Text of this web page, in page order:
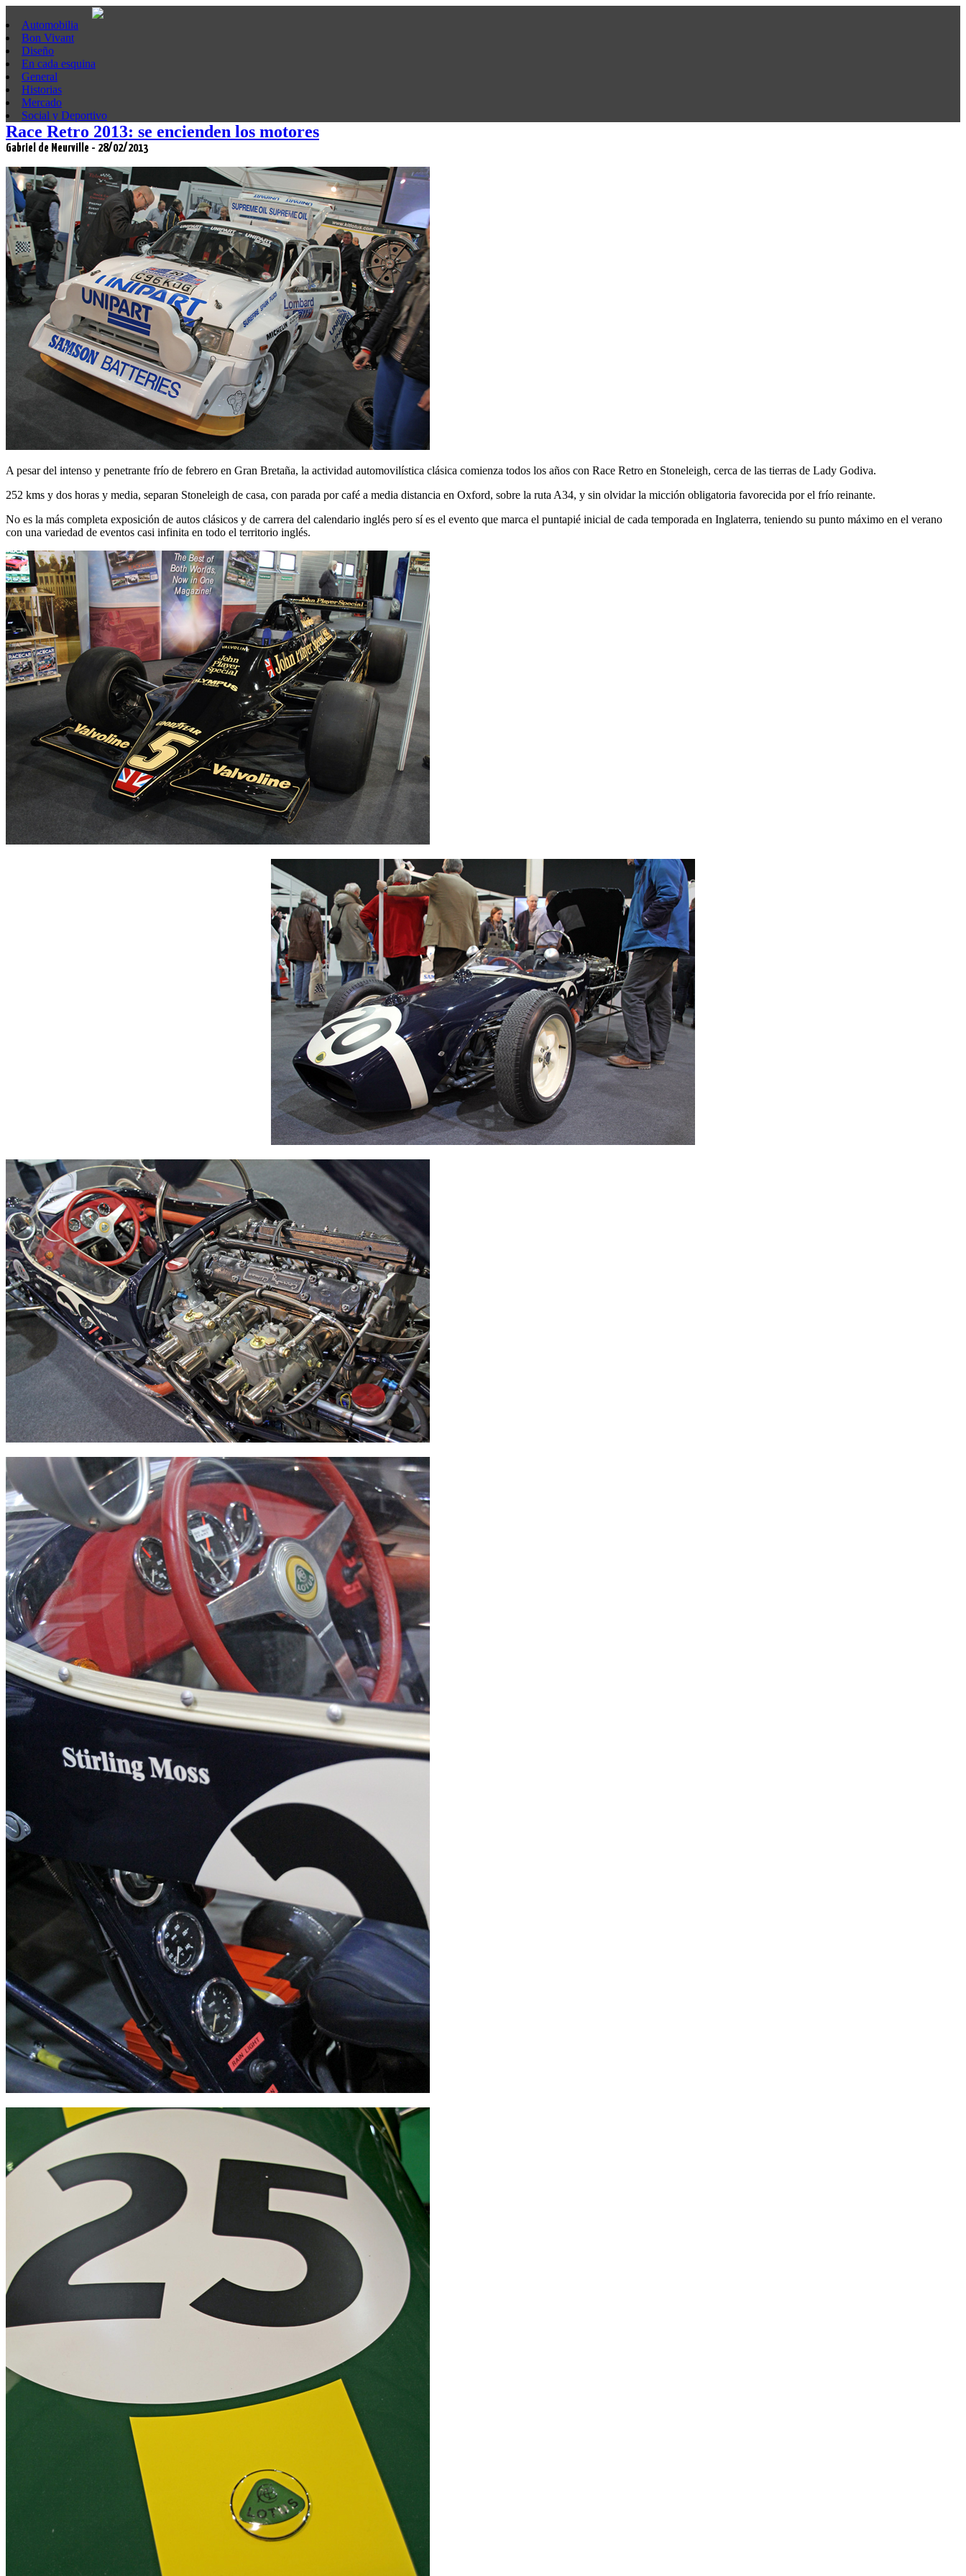
Automobilia
Bon Vivant
Diseño
En cada esquina
General
Historias
Mercado
Social y Deportivo
Race Retro 2013: se encienden los motores
Gabriel de Meurville - 28/02/2013
A pesar del intenso y penetrante frío de febrero en Gran Bretaña, la actividad automovilística clásica comienza todos los años con Race Retro en Stoneleigh, cerca de las tierras de Lady Godiva.
252 kms y dos horas y media, separan Stoneleigh de casa, con parada por café a media distancia en Oxford, sobre la ruta A34, y sin olvidar la micción obligatoria favorecida por el frío reinante.
No es la más completa exposición de autos clásicos y de carrera del calendario inglés pero sí es el evento que marca el puntapié inicial de cada temporada en Inglaterra, teniendo su punto máximo en el verano
con una variedad de eventos casi infinita en todo el territorio inglés.